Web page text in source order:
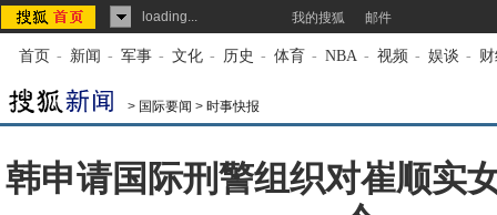
loading... 我的搜狐 邮件
首页 - 新闻 - 军事 - 文化 - 历史 - 体育 - NBA - 视频 - 娱谈 -
> 国际要闻 > 时事快报
韩申请国际刑警组织对崔顺实